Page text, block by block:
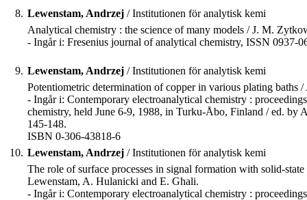
8. Lewenstam, Andrzej / Institutionen för analytisk kemi
Analytical chemistry : the science of many models / J. M.
- Ingår i: Fresenius journal of analytical chemistry, ISSN 0937-
9. Lewenstam, Andrzej / Institutionen för analytisk kemi
Potentiometric determination of copper in various plating
- Ingår i: Contemporary electroanalytical chemistry :
chemistry, held June 6-9, 1988, in Turku-Åbo, Finland / ed. by
145-148.
ISBN 0-306-43818-6
10. Lewenstam, Andrzej / Institutionen för analytisk kemi
The role of surface processes in signal formation with solid-
Lewenstam, A. Hulanicki and E. Ghali.
- Ingår i: Contemporary electroanalytical chemistry :